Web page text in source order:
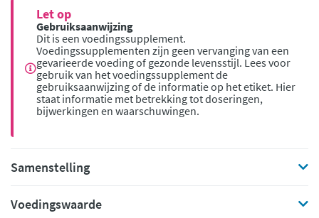
Let op
Gebruiksaanwijzing
Dit is een voedingssupplement.
Voedingssupplementen zijn geen vervanging van een
gevarieerde voeding of gezonde levensstijl. Lees voor
gebruik van het voedingssupplement de
gebruiksaanwijzing of de informatie op het etiket. Hier
staat informatie met betrekking tot doseringen,
bijwerkingen en waarschuwingen.
Samenstelling
Voedingswaarde